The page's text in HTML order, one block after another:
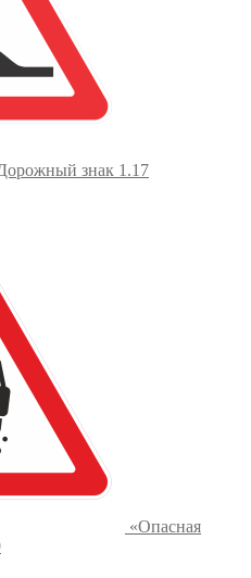
знак 1.17
«Опасная